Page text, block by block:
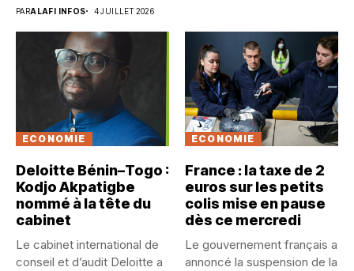
PARALAFI INFOS 4 JUILLET 2026
ECONOMIE
Deloitte Bénin–Togo :
Kodjo Akpatigbe
nommé à la tête du
cabinet
Le cabinet international de
conseil et d’audit Deloitte a
ECONOMIE
France : la taxe de 2
euros sur les petits
colis mise en pause
dès ce mercredi
Le gouvernement français a
annoncé la suspension de la